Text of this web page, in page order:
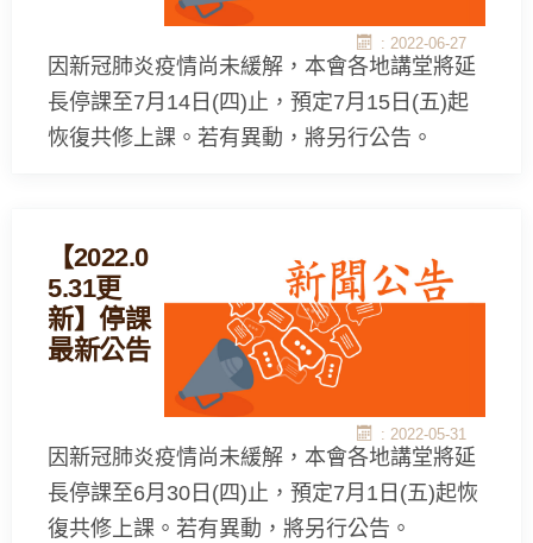
: 2022-06-27
因新冠肺炎疫情尚未緩解，本會各地講堂將延
長停課至7月14日(四)止，預定7月15日(五)起
恢復共修上課。若有異動，將另行公告。
【2022.0
5.31更
新】停課
最新公告
: 2022-05-31
因新冠肺炎疫情尚未緩解，本會各地講堂將延
長停課至6月30日(四)止，預定7月1日(五)起恢
復共修上課。若有異動，將另行公告。